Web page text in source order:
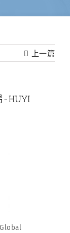
上一篇
-HUYI